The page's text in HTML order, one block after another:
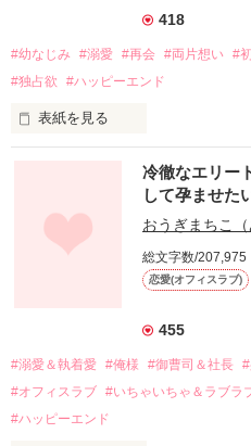
418
#幼なじみ #溺愛 #再会 #両片想い #
#独占欲
#ハッピーエンド
表紙を見る
幼なじみの哲平に淡い恋心を抱
しかし、ある出来事をきっかけ
関係修復もできないまま、美桜
引っ越すことになり、哲平とも
それから約十二年後。
過去の傷から、二度と会いたく
運命のような再会を果たす。
酔った勢いで一夜を共にしてし
冷徹なエリー
して孕ませた
おうぎまちこ（
総文字数/207,975
恋愛(オフィスラブ)
455
#溺愛＆執着愛 #俺様 #御曹司＆社長
#オフィスラブ #いちゃいちゃ＆ラブラ
#ハッピーエンド